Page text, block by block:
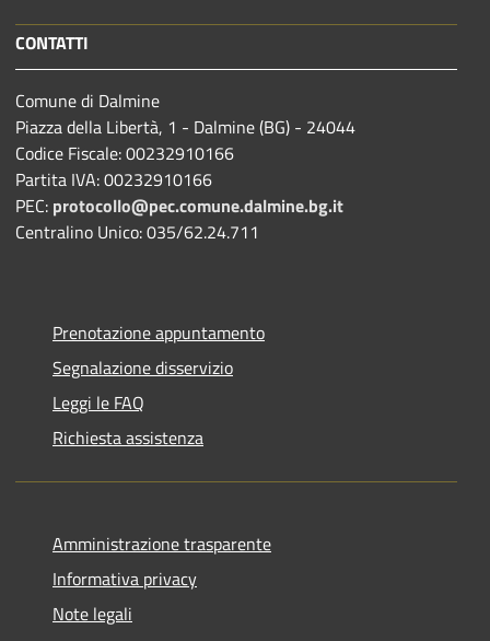
CONTATTI
Comune di Dalmine
Piazza della Libertà, 1 - Dalmine (BG) - 24044
Codice Fiscale: 00232910166
Partita IVA: 00232910166
PEC: protocollo@pec.comune.dalmine.bg.it
Centralino Unico: 035/62.24.711
Prenotazione appuntamento
Segnalazione disservizio
Leggi le FAQ
Richiesta assistenza
Amministrazione trasparente
Informativa privacy
Note legali